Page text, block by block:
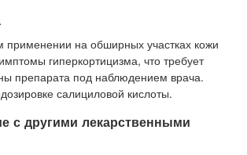
применении на обширных участках кожи
гиперкортицизма, что требует
препарата под наблюдением врача.
салициловой кислоты.
с другими лекарственными